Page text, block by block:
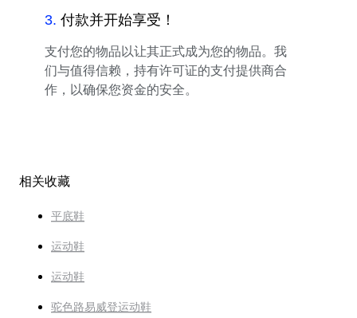
3. 付款并开始享受！
支付您的物品以让其正式成为您的物品。我
们与值得信赖，持有许可证的支付提供商合
作，以确保您资金的安全。
相关收藏
平底鞋
运动鞋
运动鞋
驼色路易威登运动鞋